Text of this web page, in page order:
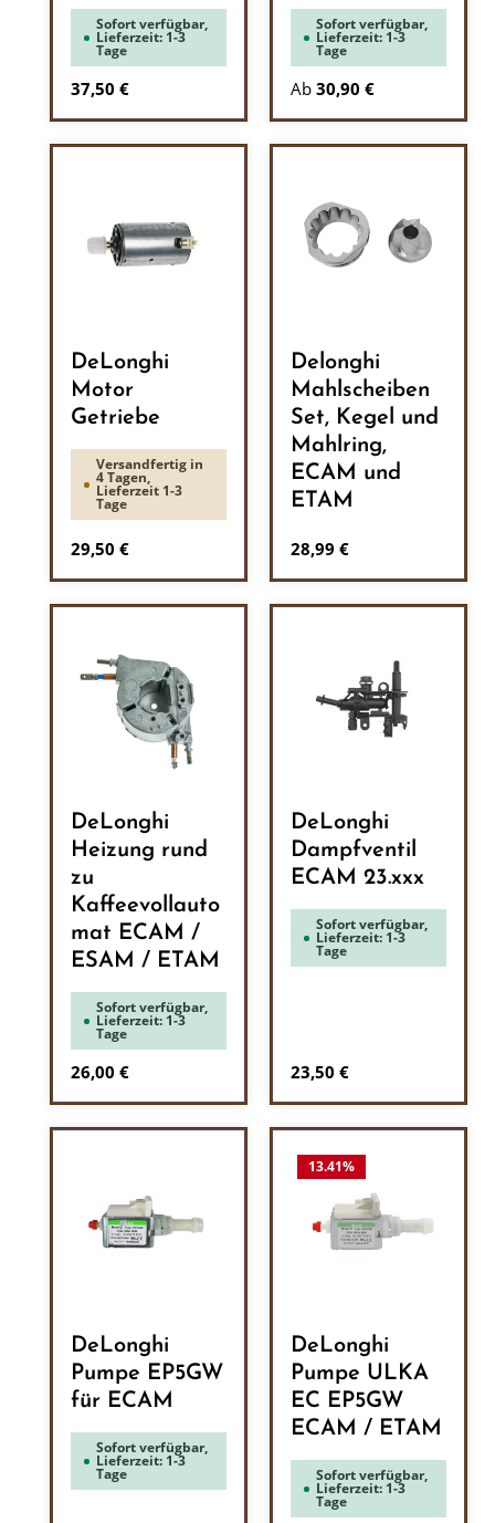
Sofort verfügbar,
Lieferzeit: 1-3
Tage
Regulärer Preis:
37,50 €
Sofort verfügbar,
Lieferzeit: 1-3
Tage
Ab 30,90 €
DeLonghi
Motor
Getriebe
Versandfertig in
4 Tagen,
Lieferzeit 1-3
Tage
Regulärer Preis:
29,50 €
Delonghi
Mahlscheiben
Set, Kegel und
Mahlring,
ECAM und
ETAM
Regulärer Preis:
28,99 €
DeLonghi
Heizung rund
zu
Kaffeevollauto
mat ECAM /
ESAM / ETAM
Sofort verfügbar,
Lieferzeit: 1-3
Tage
Regulärer Preis:
26,00 €
DeLonghi
Dampfventil
ECAM 23.xxx
Sofort verfügbar,
Lieferzeit: 1-3
Tage
Regulärer Preis:
23,50 €
DeLonghi
Pumpe EP5GW
für ECAM
Sofort verfügbar,
Lieferzeit: 1-3
Tage
13.41%
DeLonghi
Pumpe ULKA
EC EP5GW
ECAM / ETAM
Sofort verfügbar,
Lieferzeit: 1-3
Tage